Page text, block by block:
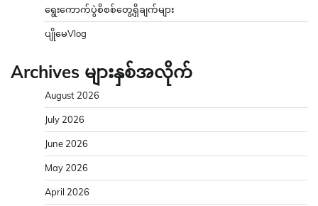
ရွေးကောက်ပွဲစိစစ်တွေ့ရှိချက်များ
ပျိုမေVlog
Archives များနှစ်အလိုက်
August 2026
July 2026
June 2026
May 2026
April 2026